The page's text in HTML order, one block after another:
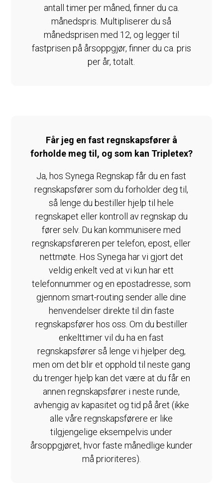
antall timer per måned, finner du ca.
månedspris. Multipliserer du så
månedsprisen med 12, og legger til
fastprisen på årsoppgjør, finner du ca. pris
per år, totalt.
Får jeg en fast regnskapsfører å
forholde meg til, og som kan Tripletex?
Ja, hos Synega Regnskap får du en fast
regnskapsfører som du forholder deg til,
så lenge du bestiller hjelp til hele
regnskapet eller kontroll av regnskap du
fører selv. Du kan kommunisere med
regnskapsføreren per telefon, epost, eller
nettmøte. Hos Synega har vi gjort det
veldig enkelt ved at vi kun har ett
telefonnummer og en epostadresse, som
gjennom smart-routing sender alle dine
henvendelser direkte til din faste
regnskapsfører hos oss. Om du bestiller
enkelttimer vil du ha en fast
regnskapsfører så lenge vi hjelper deg,
men om det blir et opphold til neste gang
du trenger hjelp kan det være at du får en
annen regnskapsfører i neste runde,
avhengig av kapasitet og tid på året (ikke
alle våre regnskapsførere er like
tilgjengelige eksempelvis under
årsoppgjøret, hvor faste månedlige kunder
må prioriteres).